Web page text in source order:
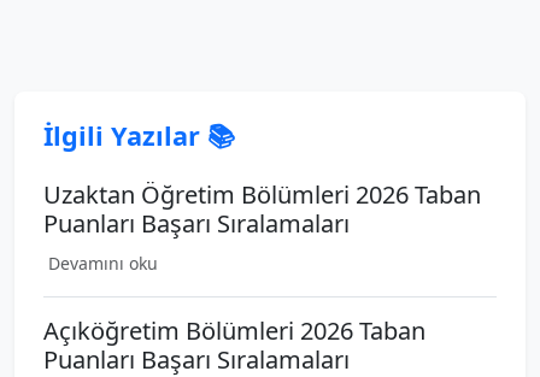
İlgili Yazılar 📚
Uzaktan Öğretim Bölümleri 2026 Taban
Puanları Başarı Sıralamaları
Devamını oku
Açıköğretim Bölümleri 2026 Taban
Puanları Başarı Sıralamaları